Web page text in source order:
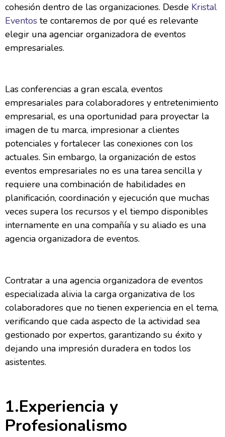
cohesión dentro de las organizaciones. Desde Kristal
Eventos te contaremos de por qué es relevante
elegir una agenciar organizadora de eventos
empresariales.
Las conferencias a gran escala, eventos
empresariales para colaboradores y entretenimiento
empresarial, es una oportunidad para proyectar la
imagen de tu marca, impresionar a clientes
potenciales y fortalecer las conexiones con los
actuales. Sin embargo, la organización de estos
eventos empresariales no es una tarea sencilla y
requiere una combinación de habilidades en
planificación, coordinación y ejecución que muchas
veces supera los recursos y el tiempo disponibles
internamente en una compañía y su aliado es una
agencia organizadora de eventos.
Contratar a una agencia organizadora de eventos
especializada alivia la carga organizativa de los
colaboradores que no tienen experiencia en el tema,
verificando que cada aspecto de la actividad sea
gestionado por expertos, garantizando su éxito y
dejando una impresión duradera en todos los
asistentes.
1.Experiencia y
Profesionalismo